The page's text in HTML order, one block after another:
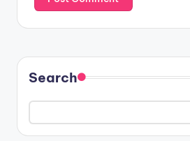
Search